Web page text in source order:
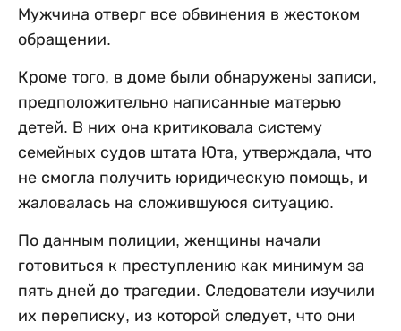
Мужчина отверг все обвинения в жестоком
обращении.
Кроме того, в доме были обнаружены записи,
предположительно написанные матерью
детей. В них она критиковала систему
семейных судов штата Юта, утверждала, что
не смогла получить юридическую помощь, и
жаловалась на сложившуюся ситуацию.
По данным полиции, женщины начали
готовиться к преступлению как минимум за
пять дней до трагедии. Следователи изучили
их переписку, из которой следует, что они